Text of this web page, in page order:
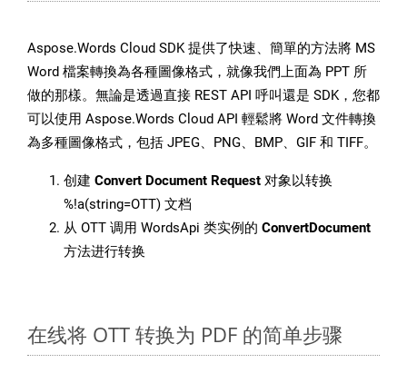
Aspose.Words Cloud SDK 提供了快速、簡單的方法將 MS
Word 檔案轉換為各種圖像格式，就像我們上面為 PPT 所
做的那樣。無論是透過直接 REST API 呼叫還是 SDK，您都
可以使用 Aspose.Words Cloud API 輕鬆將 Word 文件轉換
為多種圖像格式，包括 JPEG、PNG、BMP、GIF 和 TIFF。
创建 Convert Document Request 对象以转换
%!a(string=OTT) 文档
从 OTT 调用 WordsApi 类实例的 ConvertDocument
方法进行转换
在线将 OTT 转换为 PDF 的简单步骤